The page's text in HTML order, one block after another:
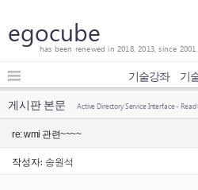
egocube
has been renewed in 2018, 2013, since 2001.
기술강좌 기
게시판 본문 Active Directory Service Interface - Read
re: wmi 관련~~~~
작성자: 송원석